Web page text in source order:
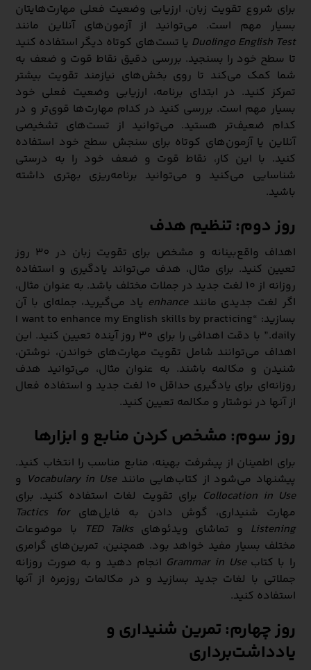
برای شروع تقویت زبان، ارزیابی وضعیت فعلی مهارت‌هایتان
بسیار مهم است. می‌توانید از آزمون‌های آنلاین مانند
Duolingo English Test یا تست‌های کوتاه دیگر استفاده کنید
تا سطح خود را بسنجید. بررسی دقیق نقاط قوت و ضعف به
شما کمک می‌کند تا روی بخش‌های نیازمند تقویت بیشتر
تمرکز کنید. در ابتدای برنامه، ارزیابی وضعیت فعلی خود
بسیار مهم است. بررسی کنید در کدام مهارت‌ها قوی‌تر و در
کدام ضعیف‌تر هستید. می‌توانید از تست‌های تشخیصی
آنلاین یا آزمون‌های کوتاه برای سنجش سطح خود استفاده
کنید. با این کار، نقاط قوت و ضعف خود را به درستی
شناسایی می‌کنید و می‌توانید برنامه‌ریزی بهتری داشته
باشید.
روز دوم: تنظیم هدف
اهداف واقع‌بینانه و مشخص برای تقویت زبان در 30 روز
تعیین کنید. برای مثال، هدف می‌تواند یادگیری و استفاده
روزانه از ۱۰ لغت جدید در جملات مختلف باشد. به عنوان مثال،
اگر لغت جدیدی مانندenhance یاد می‌گیرید، جمله‌ای با آن
بسازید: “I want to enhance my English skills by practicing
daily.” با دقت اهدافی را برای 30 روز آینده تعیین کنید. این
اهداف می‌توانند شامل تقویت مهارت‌های خواندن، نوشتن،
شنیدن و مکالمه باشند. به عنوان مثال، می‌توانید هدف
روزانه‌ای برای یادگیری حداقل ۱۰ لغت جدید و استفاده فعال
از آنها در نوشتار و مکالمه تعیین کنید.
روز سوم: مشخص کردن منابع و ابزارها
برای اطمینان از پیشرفت بهینه، منابع مناسب را انتخاب کنید.
پیشنهاد می‌شود از کتاب‌هایی مانندVocabulary in Use و
Collocation in Use برای تقویت لغات استفاده کنید. برای
مهارت شنیداری، گوش دادن به فایل‌هایTactics for
Listening و تماشای ویدئوهای TED Talks
با موضوعات
مختلف بسیار مفید خواهد بود. همچنین، تمرین‌های گرامری
را با کتابGrammar in Use انجام دهید و به صورت روزانه
جملاتی با لغات جدید بسازید و در مکالمات روزمره از آنها
استفاده کنید.
روز چهارم: تمرین شنیداری و
یادداشت‌برداری